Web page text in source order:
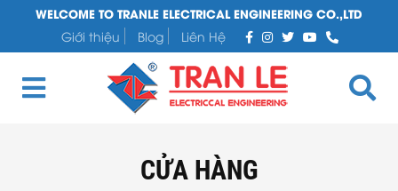
WELCOME TO TRANLE ELECTRICAL ENGINEERING CO.,LTD
Giới thiệu
Blog Liên Hệ
CỬA HÀNG